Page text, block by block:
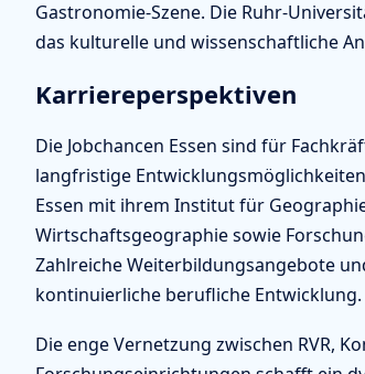
Gastronomie-Szene. Die Ruhr-
das kulturelle und wissenschaftliche
Karriereperspektiven
Die Jobchancen Essen sind für
langfristige
Essen mit ihrem Institut für
Wirtschaftsgeographie sowie
Zahlreiche Weiterbildungsangebote
kontinuierliche berufliche Entwicklung.
Die enge Vernetzung zwischen RVR,